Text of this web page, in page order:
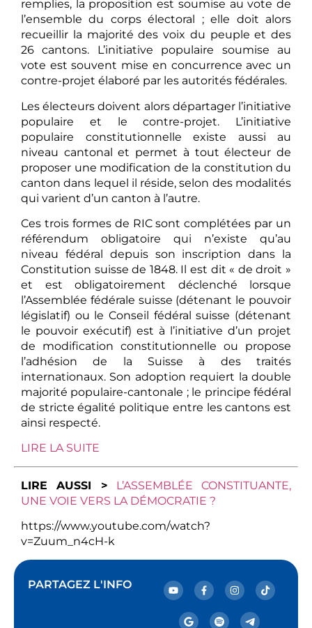
remplies, la proposition est soumise au vote de
l’ensemble du corps électoral ; elle doit alors
recueillir la majorité des voix du peuple et des
26 cantons. L’initiative populaire soumise au
vote est souvent mise en concurrence avec un
contre-projet élaboré par les autorités fédérales.
Les électeurs doivent alors départager l’initiative
populaire et le contre-projet. L’initiative
populaire constitutionnelle existe aussi au
niveau cantonal et permet à tout électeur de
proposer une modification de la constitution du
canton dans lequel il réside, selon des modalités
qui varient d’un canton à l’autre.
Ces trois formes de RIC sont complétées par un
référendum obligatoire qui n’existe qu’au
niveau fédéral depuis son inscription dans la
Constitution suisse de 1848. Il est dit « de droit »
et est obligatoirement déclenché lorsque
l’Assemblée fédérale suisse (détenant le pouvoir
législatif) ou le Conseil fédéral suisse (détenant
le pouvoir exécutif) est à l’initiative d’un projet
de modification constitutionnelle ou propose
l’adhésion de la Suisse à des traités
internationaux. Son adoption requiert la double
majorité populaire-cantonale ; le principe fédéral
de stricte égalité politique entre les cantons est
ainsi respecté.
LIRE LA SUITE
LIRE AUSSI >
L’ASSEMBLÉE CONSTITUANTE,
UNE VOIE VERS LA DÉMOCRATIE ?
https://www.youtube.com/watch?
v=Zuum_n4cH-k
PARTAGEZ L'INFO